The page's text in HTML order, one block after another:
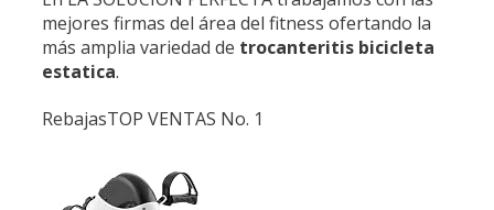
mejores firmas del área del fitness ofertando la
más amplia variedad de trocanteritis bicicleta
estatica.
RebajasTOP VENTAS No. 1